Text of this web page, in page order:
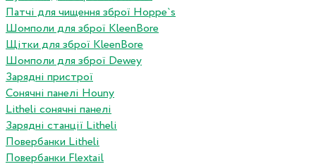
Патчі для чищення зброї Hoppe`s
Шомполи для зброї KleenBore
Щітки для зброї KleenBore
Шомполи для зброї Dewey
Зарядні пристрої
Сонячні панелі Houny
Litheli сонячні панелі
Зарядні станції Litheli
Повербанки Litheli
Повербанки Flextail